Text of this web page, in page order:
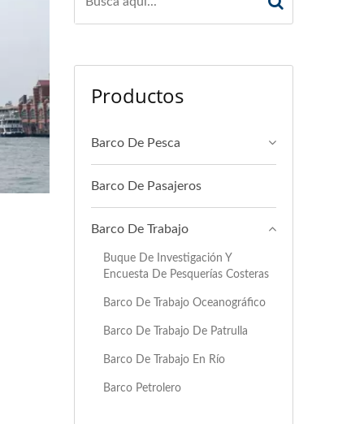
Productos
Barco De Pesca
Barco De Pasajeros
Barco De Trabajo
Buque De Investigación Y
Encuesta De Pesquerías Costeras
Barco De Trabajo Oceanográfico
Barco De Trabajo De Patrulla
Barco De Trabajo En Río
Barco Petrolero